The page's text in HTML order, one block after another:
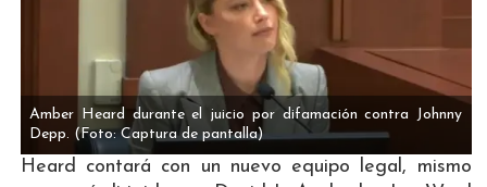
Amber Heard durante el juicio por difamación contra Johnny
Depp. (Foto: Captura de pantalla)
Heard contará con un nuevo equipo legal, mismo